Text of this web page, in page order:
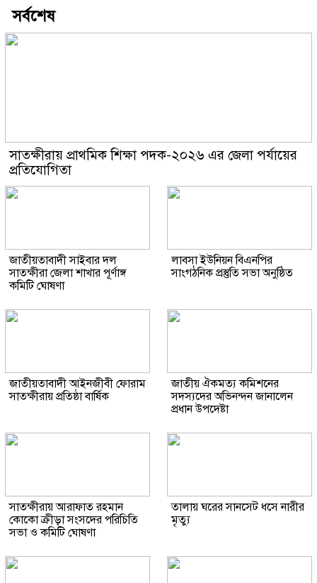
সর্বশেষ
সাতক্ষীরায় প্রাথমিক শিক্ষা পদক-২০২৬ এর জেলা পর্যায়ের
প্রতিযোগিতা
জাতীয়তাবাদী সাইবার দল
সাতক্ষীরা জেলা শাখার পূর্ণাঙ্গ
কমিটি ঘোষণা
লাবসা ইউনিয়ন বিএনপির
সাংগঠনিক প্রস্তুতি সভা অনুষ্ঠিত
জাতীয়তাবাদী আইনজীবী ফোরাম
সাতক্ষীরায় প্রতিষ্ঠা বার্ষিক
জাতীয় ঐকমত্য কমিশনের
সদস্যদের অভিনন্দন জানালেন
প্রধান উপদেষ্টা
সাতক্ষীরায় আরাফাত রহমান
কোকো ক্রীড়া সংসদের পরিচিতি
সভা ও কমিটি ঘোষণা
তালায় ঘরের সানসেট ধসে নারীর
মৃত্যু